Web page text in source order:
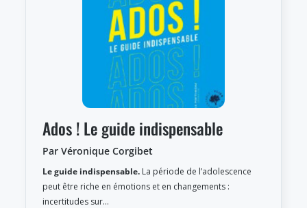
Ados ! Le guide indispensable
Par Véronique Corgibet
Le guide indispensable. La période de l’adolescence
peut être riche en émotions et en changements :
incertitudes sur…